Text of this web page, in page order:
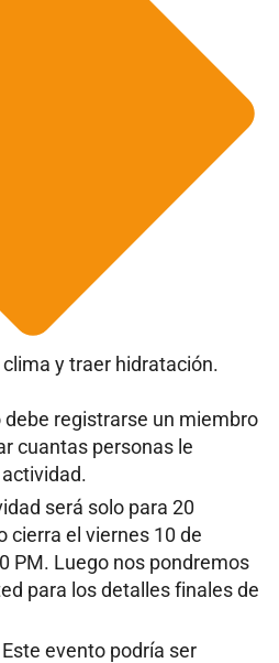
y traer hidratación.
debe registrarse un miembro
cuantas personas le
será solo para 20
cierra el viernes 10 de
PM. Luego nos pondremos
para los detalles finales de
Este evento podría ser